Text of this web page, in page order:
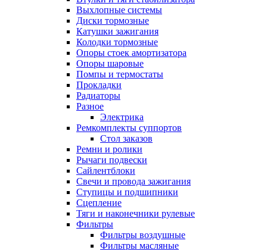
Выхлопные системы
Диски тормозные
Катушки зажигания
Колодки тормозные
Опоры стоек амортизатора
Опоры шаровые
Помпы и термостаты
Прокладки
Радиаторы
Разное
Электрика
Ремкомплекты суппортов
Стол заказов
Ремни и ролики
Рычаги подвески
Сайлентблоки
Свечи и провода зажигания
Ступицы и подшипники
Сцепление
Тяги и наконечники рулевые
Фильтры
Фильтры воздушные
Фильтры масляные